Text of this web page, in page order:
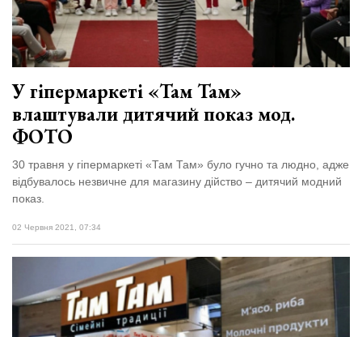
залишив у
27 Липня 2026
775 переглядів
Персона
Лайф
Афіша
Контакти
Політика конфіденційності
У гіпермаркеті «Там Там»
влаштували дитячий показ мод.
ФОТО
30 травня у гіпермаркеті «Там Там» було гучно та людно, адже
відбувалось незвичне для магазину дійство – дитячий модний
показ.
02 Червня 2021, 07:34